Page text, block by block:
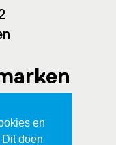
en
doen